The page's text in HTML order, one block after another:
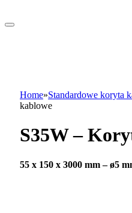
Home»Standardowe koryta
kablowe
S35W –
55 x 150 x 3000 mm – ø5